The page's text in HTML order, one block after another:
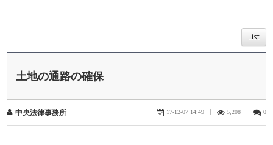
List
土地の通路の確保
中央法律事務所 17-12-07 14:49 5,208 0